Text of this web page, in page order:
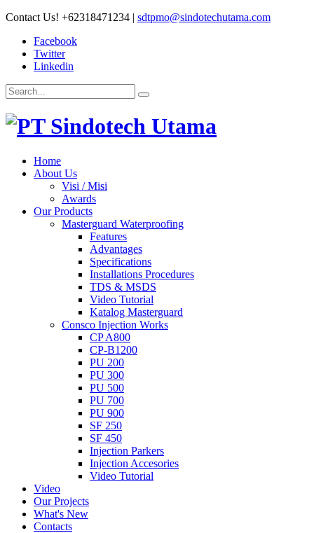
Contact Us! +62318471234 | sdtpmo@sindotechutama.com
Facebook
Twitter
Linkedin
Home
About Us
Visi / Misi
Awards
Our Products
Masterguard Waterproofing
Features
Advantages
Specifications
Installations Procedures
TDS & MSDS
Video Tutorial
Katalog Masterguard
Consco Injection Works
CP A800
CP-B1200
PU 200
PU 300
PU 500
PU 700
PU 900
SF 250
SF 450
Injection Parkers
Injection Accesories
Video Tutorial
Video
Our Projects
What's New
Contacts